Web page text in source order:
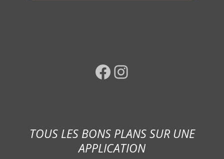
Facebook Instagram
TOUS LES BONS PLANS SUR UNE
APPLICATION